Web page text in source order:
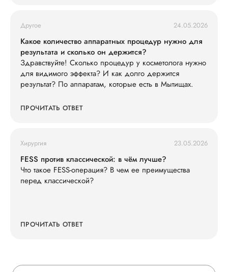
Другое 24.05.2026
Какое количество аппаратных процедур нужно для
результата и сколько он держится?
Здравствуйте! Сколько процедур у косметолога нужно
для видимого эффекта? И как долго держится
результат? По аппаратам, которые есть в Мытищах.
ПРОЧИТАТЬ ОТВЕТ
Хирургия 23.05.2026
FESS против классической: в чём лучше?
Что такое FESS-операция? В чем ее преимущества
перед классической?
ПРОЧИТАТЬ ОТВЕТ